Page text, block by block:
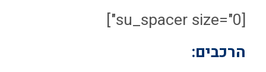
[su_spacer size="0"]
הרכבים: